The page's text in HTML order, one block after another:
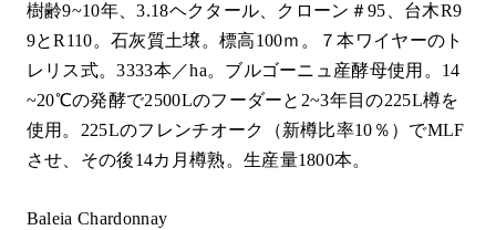
樹齢9~10年、3.18ヘクタール、クローン＃95、台木R9
9とR110。石灰質土壌。標高100ｍ。７本ワイヤーのト
レリス式。3333本／ha。ブルゴーニュ産酵母使用。14
~20℃の発酵で2500Lのフーダーと2~3年目の225L樽を
使用。225Lのフレンチオーク（新樽比率10％）でMLF
させ、その後14カ月樽熟。生産量1800本。
Baleia Chardonnay